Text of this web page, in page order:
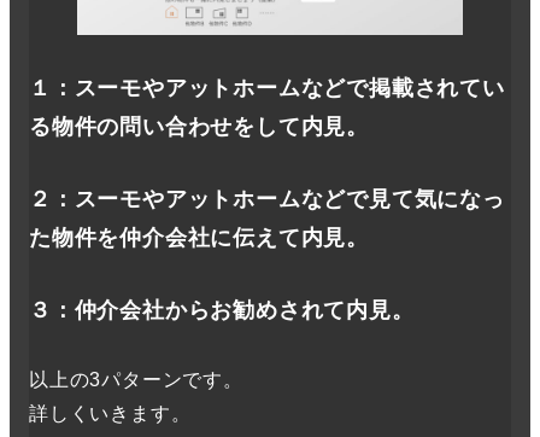
１：スーモやアットホームなどで掲載されてい
る物件の問い合わせをして内見。
２ ： スーモやアットホームなどで見て気になっ
た物件を仲介会社に伝えて内見。
３ ： 仲介会社からお勧めされて内見。
以上の3パターンです。
詳しくいきます。